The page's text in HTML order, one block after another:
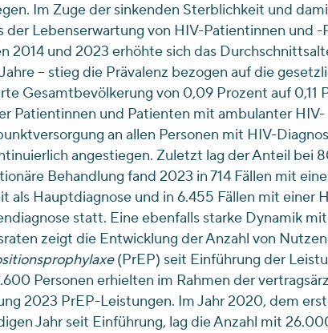
Im Zuge der sinkenden Sterblichkeit und
der Lebenserwartung von HIV-Patientinnen und -
2014 und 2023 erhöhte sich das
– stieg die Prävalenz bezogen auf die
Gesamtbevölkerung von 0,09 Prozent auf 0,11
Patientinnen und Patienten mit ambulanter HIV-
an allen Personen mit HIV-
angestiegen. Zuletzt lag der Anteil bei
Behandlung fand 2023 in 714 Fällen mit
als Hauptdiagnose und in 6.455 Fällen mit einer
statt. Eine ebenfalls starke Dynamik
zeigt die Entwicklung der Anzahl von
(PrEP) seit Einführung der
Personen erhielten im Rahmen der
2023 PrEP-Leistungen. Im Jahr 2020, dem
Jahr seit Einführung, lag die Anzahl mit